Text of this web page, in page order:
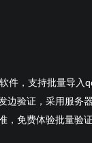
件，支持批量导入
边验证，采用服务
，免费体验批量验证